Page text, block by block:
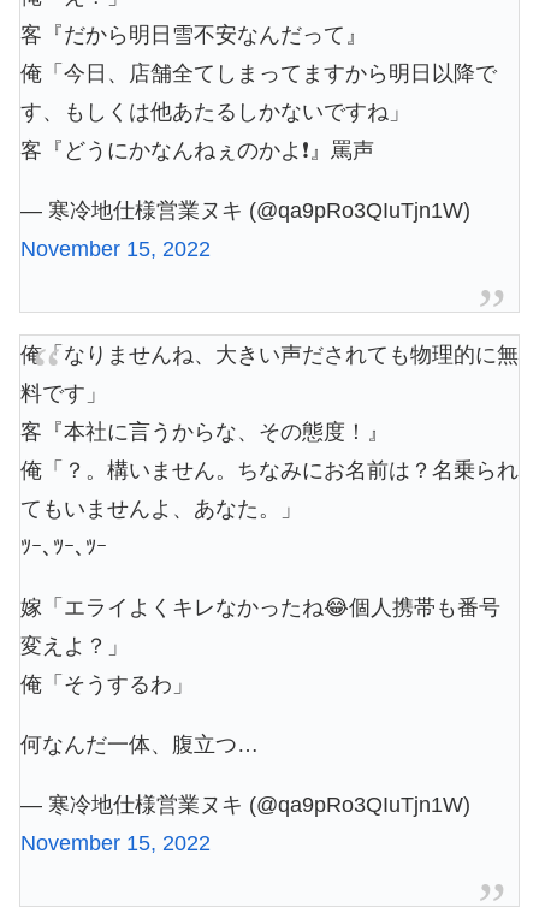
客『だから明日雪不安なんだって』
俺「今日、店舗全てしまってますから明日以降で
す、もしくは他あたるしかないですね」
客『どうにかなんねぇのかよ❗』罵声
— 寒冷地仕様営業ヌキ (@qa9pRo3QIuTjn1W)
November 15, 2022
俺「なりませんね、大きい声だされても物理的に無
料です」
客『本社に言うからな、その態度！』
俺「？。構いません。ちなみにお名前は？名乗られ
てもいませんよ、あなた。」
ﾂｰ､ﾂｰ､ﾂｰ
嫁「エライよくキレなかったね😂個人携帯も番号
変えよ？」
俺「そうするわ」
何なんだ一体、腹立つ…
— 寒冷地仕様営業ヌキ (@qa9pRo3QIuTjn1W)
November 15, 2022